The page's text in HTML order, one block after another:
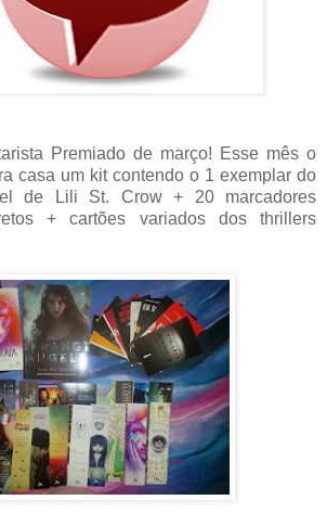
Premiado de março! Esse mês o
casa um kit contendo o 1 exemplar do
de Lili St. Crow + 20 marcadores
+ cartões variados dos thrillers